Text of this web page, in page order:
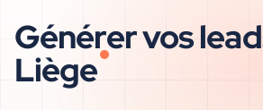
Générer vos
Liège